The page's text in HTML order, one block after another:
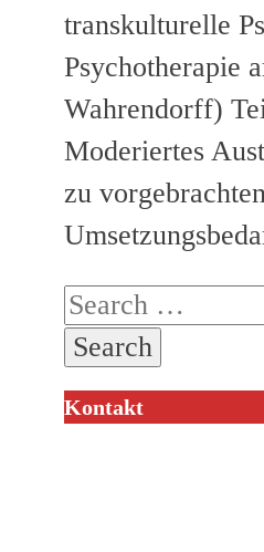
transkulturelle
Psychotherapie
Wahrendorff)
Moderiertes
zu
Search
for:
Kontakt